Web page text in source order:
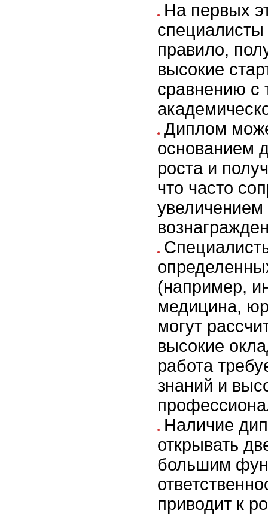
На первых
правило,
высокие
сравнению с
Диплом
основанием
роста и
что часто
(например,
медицина,
могут
высокие
работа
знаний и
Наличие
открывать
большим
приводит к